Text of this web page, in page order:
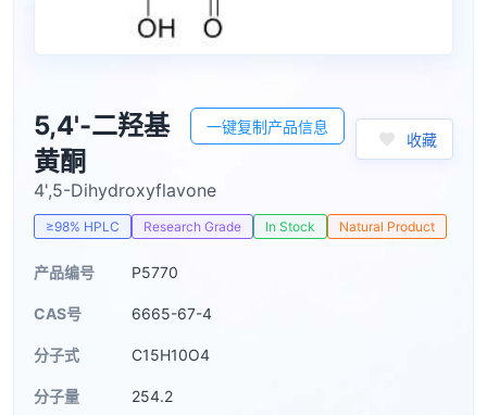
5,4'-二羟基
黄酮
一键复制产品信息
收藏
4',5-Dihydroxyflavone
≥98% HPLC Research Grade In Stock Natural Product
产品编号 P5770
CAS号 6665-67-4
分子式 C15H10O4
分子量 254.2